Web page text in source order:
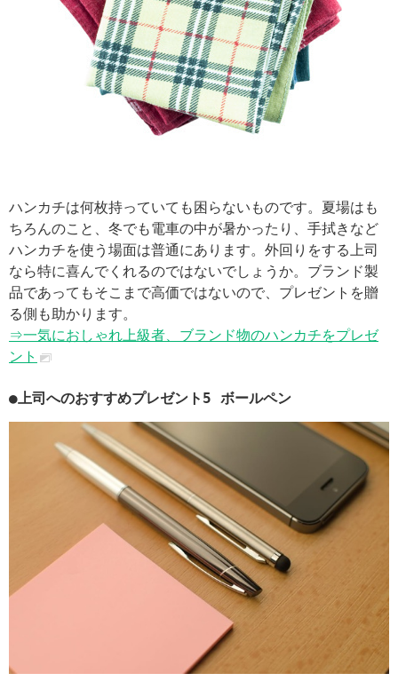
ハンカチは何枚持っていても困らないものです。夏場はも
ちろんのこと、冬でも電車の中が暑かったり、手拭きなど
ハンカチを使う場面は普通にあります。外回りをする上司
なら特に喜んでくれるのではないでしょうか。ブランド製
品であってもそこまで高価ではないので、プレゼントを贈
る側も助かります。
⇒一気におしゃれ上級者、ブランド物のハンカチをプレゼ
ント
●上司へのおすすめプレゼント5 ボールペン